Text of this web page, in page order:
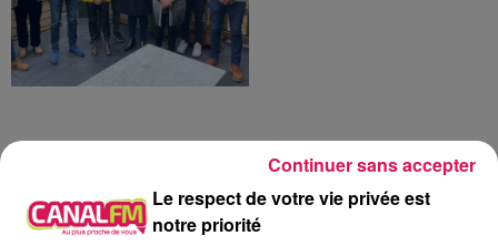
Le respect de votre vie privée est
notre priorité
Continuer sans accepter